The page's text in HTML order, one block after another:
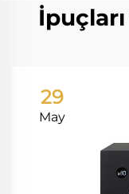
29
May